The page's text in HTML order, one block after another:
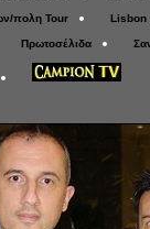
πολη Tour Lisbon
Πρωτοσέλιδα